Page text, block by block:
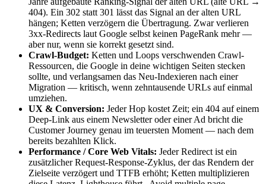
404). Ein 302 statt 301 lässt das Signal an der alten URL
hängen; Ketten verzögern die Übertragung. Zwar verlieren
3xx-Redirects laut Google selbst keinen PageRank mehr —
aber nur, wenn sie korrekt gesetzt sind.
Crawl-Budget: Ketten und Loops verschwenden Crawl-
Ressourcen, die Google in deine wichtigen Seiten stecken
sollte, und verlangsamen das Neu-Indexieren nach einer
Migration — kritisch, wenn zehntausende URLs auf einmal
umziehen.
UX & Conversion: Jeder Hop kostet Zeit; ein 404 auf einem
Deep-Link aus einem Newsletter oder einer Ad bricht die
Customer Journey genau im teuersten Moment — nach dem
bereits bezahlten Klick.
Performance / Core Web Vitals: Jeder Redirect ist ein
zusätzlicher Request-Response-Zyklus, der das Rendern der
Zielseite verzögert und TTFB erhöht; Ketten multiplizieren